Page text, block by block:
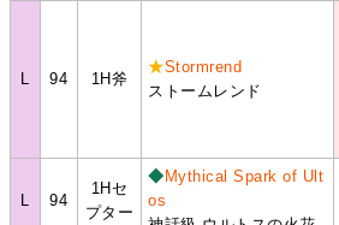
94 1H斧
★Stormrend
ストームレンド
94
1Hセ
プター
◆ Mythical Spark of Ult
os